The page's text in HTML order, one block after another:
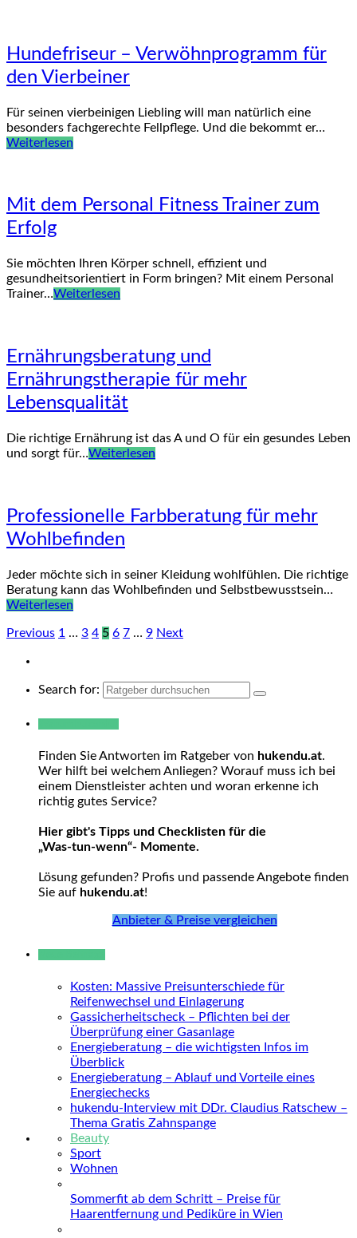
Hundefriseur – Verwöhnprogramm für
den Vierbeiner
Für seinen vierbeinigen Liebling will man natürlich eine
besonders fachgerechte Fellpflege. Und die bekommt er…
Weiterlesen
Mit dem Personal Fitness Trainer zum
Erfolg
Sie möchten Ihren Körper schnell, effizient und
gesundheitsorientiert in Form bringen? Mit einem Personal
Trainer…Weiterlesen
Ernährungsberatung und
Ernährungstherapie für mehr
Lebensqualität
Die richtige Ernährung ist das A und O für ein gesundes Leben
und sorgt für…Weiterlesen
Professionelle Farbberatung für mehr
Wohlbefinden
Jeder möchte sich in seiner Kleidung wohlfühlen. Die richtige
Beratung kann das Wohlbefinden und Selbstbewusstsein…
Weiterlesen
Previous 1 … 3 4 5 6 7 … 9 Next
Search for:
Finden Sie Antworten im Ratgeber von hukendu.at.
Wer hilft bei welchem Anliegen? Worauf muss ich bei
einem Dienstleister achten und woran erkenne ich
richtig gutes Service?
Hier gibt's Tipps und Checklisten für die
„Was-tun-wenn“- Momente.
Lösung gefunden? Profis und passende Angebote finden
Sie auf hukendu.at!
Anbieter & Preise vergleichen
Kosten: Massive Preisunterschiede für
Reifenwechsel und Einlagerung
Gassicherheitscheck – Pflichten bei der
Überprüfung einer Gasanlage
Energieberatung – die wichtigsten Infos im
Überblick
Energieberatung – Ablauf und Vorteile eines
Energiechecks
hukendu-Interview mit DDr. Claudius Ratschew –
Thema Gratis Zahnspange
Beauty
Sport
Wohnen
Sommerfit ab dem Schritt – Preise für
Haarentfernung und Pediküre in Wien